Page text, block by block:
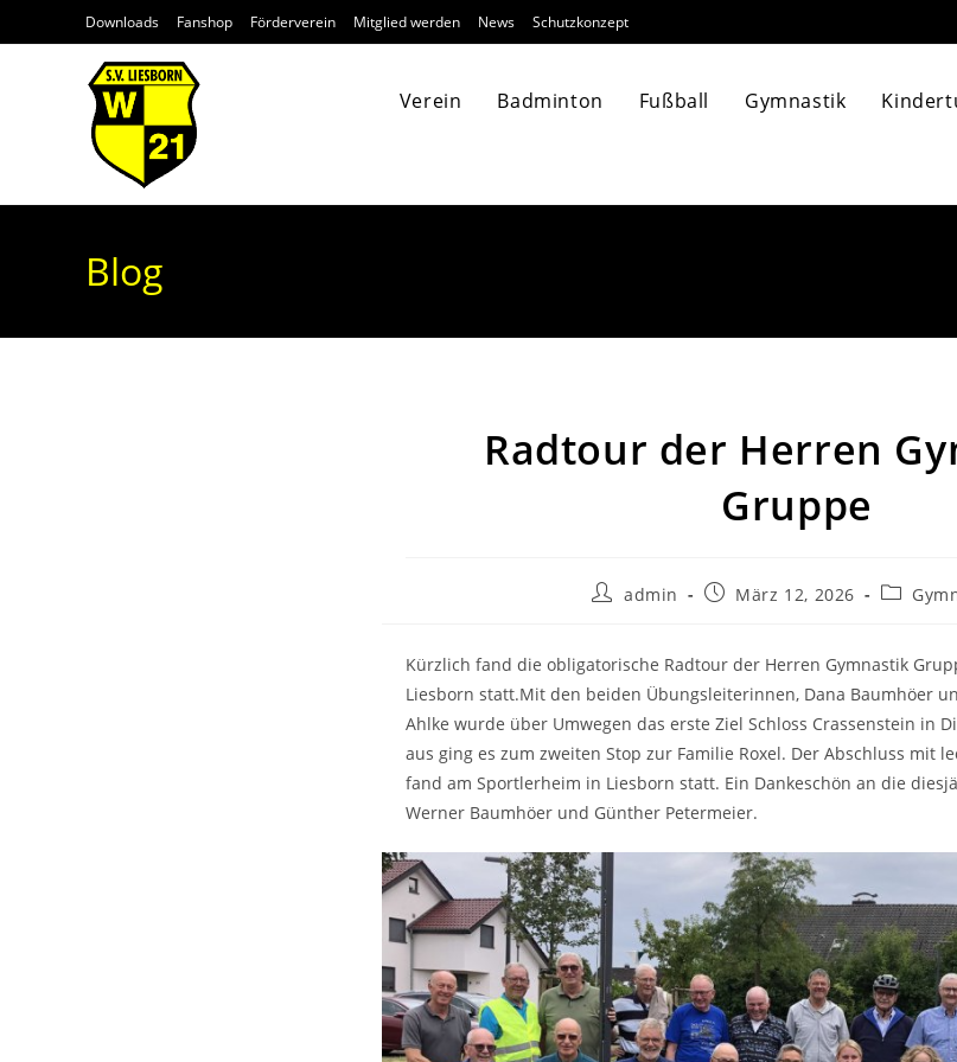
Downloads Fanshop Förderverein Mitglied werden News Schutzkonzept
Verein Badminton Fußball Gymnastik
Blog
Radtour der Herren
Gruppe
admin März 12, 2026
Kürzlich fand die obligatorische Radtour der Herren Gymnastik
Liesborn statt.Mit den beiden Übungsleiterinnen, Dana Baumhöer
Ahlke wurde über Umwegen das erste Ziel Schloss Crassenstein in
aus ging es zum zweiten Stop zur Familie Roxel. Der Abschluss mit
fand am Sportlerheim in Liesborn statt. Ein Dankeschön an die
Werner Baumhöer und Günther Petermeier.